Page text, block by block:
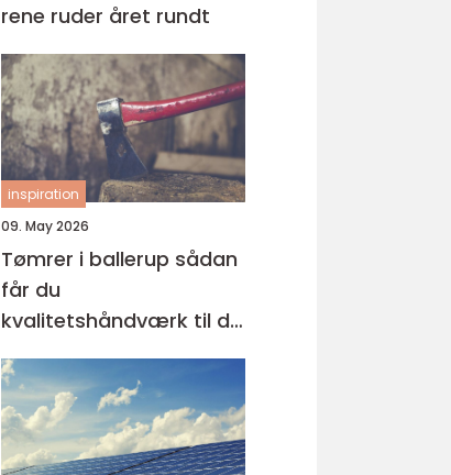
rene ruder året rundt
inspiration
09. May 2026
Tømrer i ballerup sådan
får du
kvalitetshåndværk til dit
næste projekt